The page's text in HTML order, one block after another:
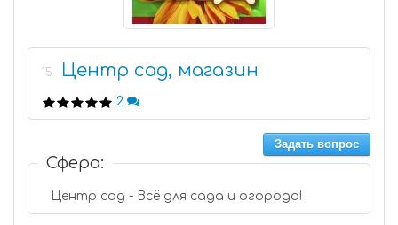
15 Центр сад, магазин
2
Задать вопрос
Сфера:
Центр сад - Всё для сада и огорода!